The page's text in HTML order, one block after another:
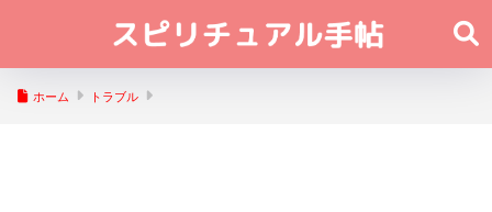
ホーム トラブル